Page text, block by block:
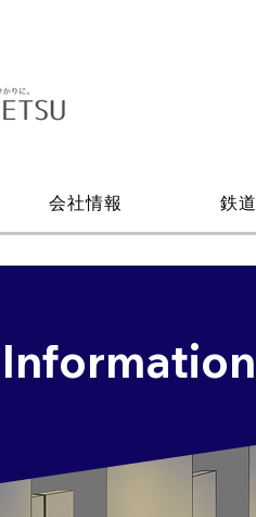
会社情報 鉄道